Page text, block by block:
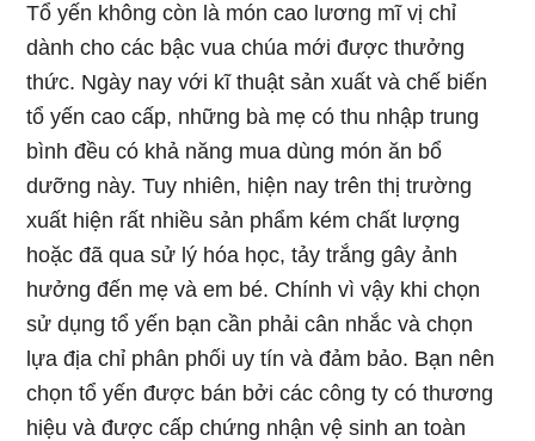
Tổ yến không còn là món cao lương mĩ vị chỉ
dành cho các bậc vua chúa mới được thưởng
thức. Ngày nay với kĩ thuật sản xuất và chế biến
tổ yến cao cấp, những bà mẹ có thu nhập trung
bình đều có khả năng mua dùng món ăn bổ
dưỡng này. Tuy nhiên, hiện nay trên thị trường
xuất hiện rất nhiều sản phẩm kém chất lượng
hoặc đã qua sử lý hóa học, tảy trắng gây ảnh
hưởng đến mẹ và em bé. Chính vì vậy khi chọn
sử dụng tổ yến bạn cần phải cân nhắc và chọn
lựa địa chỉ phân phối uy tín và đảm bảo. Bạn nên
chọn tổ yến được bán bởi các công ty có thương
hiệu và được cấp chứng nhận vệ sinh an toàn